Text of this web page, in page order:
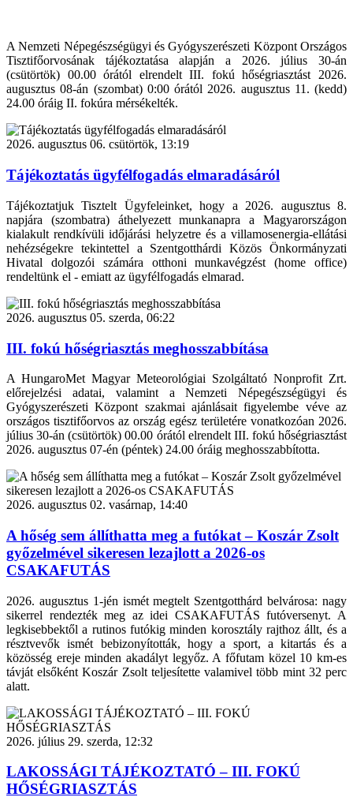
A Nemzeti Népegészségügyi és Gyógyszerészeti Központ Országos
Tisztifőorvosának tájékoztatása alapján a 2026. július 30-án
(csütörtök) 00.00 órától elrendelt III. fokú hőségriasztást 2026.
augusztus 08-án (szombat) 0:00 órától 2026. augusztus 11. (kedd)
24.00 óráig II. fokúra mérsékelték.
2026. augusztus 06. csütörtök, 13:19
Tájékoztatás ügyfélfogadás elmaradásáról
Tájékoztatjuk Tisztelt Ügyfeleinket, hogy a 2026. augusztus 8.
napjára (szombatra) áthelyezett munkanapra a Magyarországon
kialakult rendkívüli időjárási helyzetre és a villamosenergia-ellátási
nehézségekre tekintettel a Szentgotthárdi Közös Önkormányzati
Hivatal dolgozói számára otthoni munkavégzést (home office)
rendeltünk el - emiatt az ügyfélfogadás elmarad.
2026. augusztus 05. szerda, 06:22
III. fokú hőségriasztás meghosszabbítása
A HungaroMet Magyar Meteorológiai Szolgáltató Nonprofit Zrt.
előrejelzési adatai, valamint a Nemzeti Népegészségügyi és
Gyógyszerészeti Központ szakmai ajánlásait figyelembe véve az
országos tisztifőorvos az ország egész területére vonatkozóan 2026.
július 30-án (csütörtök) 00.00 órától elrendelt III. fokú hőségriasztást
2026. augusztus 07-én (péntek) 24.00 óráig meghosszabbította.
2026. augusztus 02. vasárnap, 14:40
A hőség sem állíthatta meg a futókat – Koszár Zsolt
győzelmével sikeresen lezajlott a 2026-os
CSAKAFUTÁS
2026. augusztus 1-jén ismét megtelt Szentgotthárd belvárosa: nagy
sikerrel rendezték meg az idei CSAKAFUTÁS futóversenyt. A
legkisebbektől a rutinos futókig minden korosztály rajthoz állt, és a
résztvevők ismét bebizonyították, hogy a sport, a kitartás és a
közösség ereje minden akadályt legyőz. A főfutam közel 10 km-es
távját elsőként Koszár Zsolt teljesítette valamivel több mint 32 perc
alatt.
2026. július 29. szerda, 12:32
LAKOSSÁGI TÁJÉKOZTATÓ – III. FOKÚ
HŐSÉGRIASZTÁS